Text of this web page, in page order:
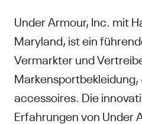
Under Armour, Inc. mit
Maryland, ist ein
Vermarkter und
accessoires. Die
Erfahrungen von Under